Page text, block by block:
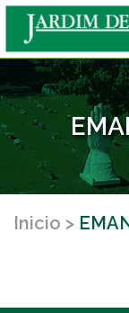
Inicio